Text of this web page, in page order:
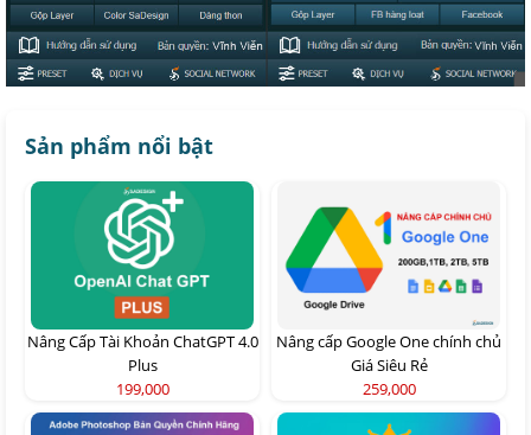
Sản phẩm nổi bật
Nâng Cấp Tài Khoản ChatGPT 4.0
Plus
199,000
Nâng cấp Google One chính chủ
Giá Siêu Rẻ
259,000